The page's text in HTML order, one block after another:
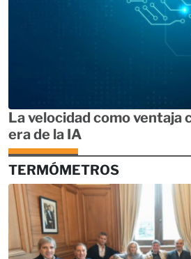
La velocidad como ventaja
era de la IA
TERMÓMETROS